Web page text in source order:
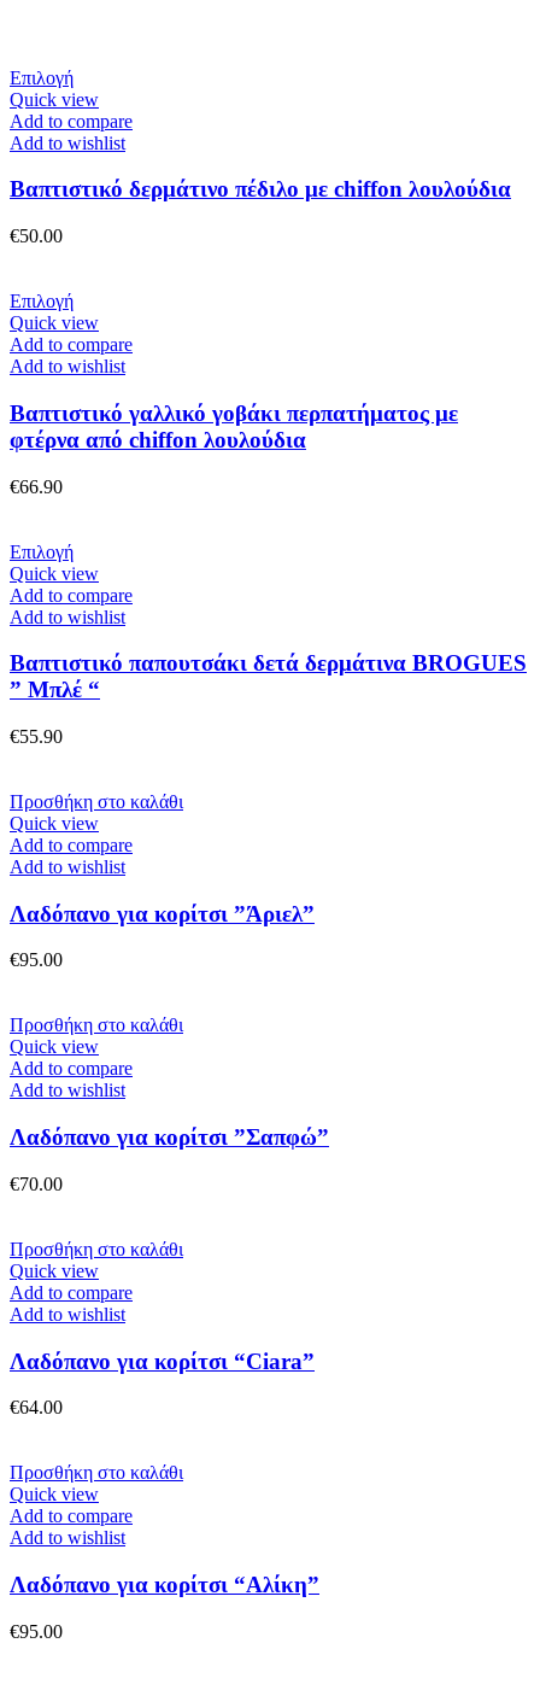
ΕπιλογήΑυτό
το
προϊόν
έχει
παραλλαγές.
στη
σελίδα
του
προϊόντος
Quick view
Add to compare
Add to wishlist
Βαπτιστικό δερμάτινο πέδιλο με chiffon λουλούδια
€50.00
ΕπιλογήΑυτό
το
προϊόν
έχει
παραλλαγές.
Οι
επιλογές
σελίδα
του
προϊόντος
Quick view
Add to compare
Add to wishlist
Βαπτιστικό γαλλικό γοβάκι περπατήματος με
φτέρνα από chiffon λουλούδια
€66.90
ΕπιλογήΑυτό
το
προϊόν
έχει
παραλλαγές.
Οι
επιλογές
σελίδα
του
προϊόντος
Quick view
Add to compare
Add to wishlist
Βαπτιστικό παπουτσάκι δετά δερμάτινα BROGUES
” Μπλέ “
€55.90
Προσθήκη στο καλάθι
Quick view
Add to compare
Add to wishlist
Λαδόπανο για κορίτσι ”Άριελ”
€95.00
Προσθήκη στο καλάθι
Quick view
Add to compare
Add to wishlist
Λαδόπανο για κορίτσι ”Σαπφώ”
€70.00
Προσθήκη στο καλάθι
Quick view
Add to compare
Add to wishlist
Λαδόπανο για κορίτσι “Ciara”
€64.00
Προσθήκη στο καλάθι
Quick view
Add to compare
Add to wishlist
Λαδόπανο για κορίτσι “Αλίκη”
€95.00